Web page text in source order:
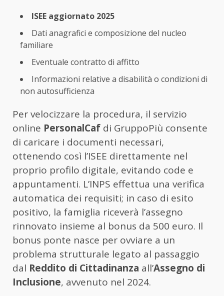
ISEE aggiornato 2025
Dati anagrafici e composizione del nucleo
familiare
Eventuale contratto di affitto
Informazioni relative a disabilità o condizioni di
non autosufficienza
Per velocizzare la procedura, il servizio
online PersonalCaf di GruppoPiù consente
di caricare i documenti necessari,
ottenendo così l’ISEE direttamente nel
proprio profilo digitale, evitando code e
appuntamenti. L’INPS effettua una verifica
automatica dei requisiti; in caso di esito
positivo, la famiglia riceverà l’assegno
rinnovato insieme al bonus da 500 euro. Il
bonus ponte nasce per ovviare a un
problema strutturale legato al passaggio
dal Reddito di Cittadinanza all’Assegno di
Inclusione, avvenuto nel 2024.